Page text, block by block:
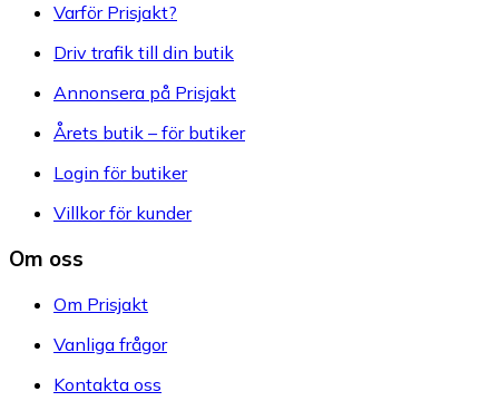
Varför Prisjakt?
Driv trafik till din butik
Annonsera på Prisjakt
Årets butik – för butiker
Login för butiker
Villkor för kunder
Om oss
Om Prisjakt
Vanliga frågor
Kontakta oss